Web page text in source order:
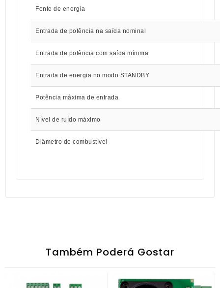
Fonte de energia
Entrada de potência na saída nominal
Entrada de potência com saída mínima
Entrada de energia no modo STANDBY
Potência máxima de entrada
Nível de ruído máximo
Diâmetro do combustível
Também Poderá Gostar